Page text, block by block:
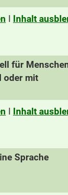
I Inhalt
für
oder mit
I Inhalt
Sprache